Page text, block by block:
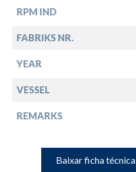
RPM IND
FABRIKS NR.
YEAR
VESSEL
REMARKS
Baixar ficha técnica